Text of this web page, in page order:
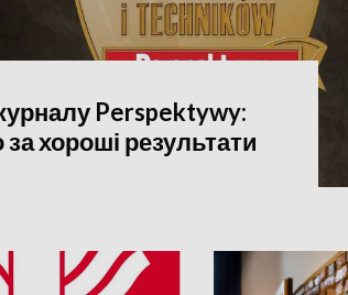
Perspektywy:
хороші результати